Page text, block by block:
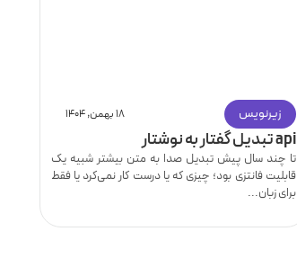
زیرنویس ۱۸ بهمن, ۱۴۰۴
api تبدیل گفتار به نوشتار
تا چند سال پیش تبدیل صدا به متن بیشتر شبیه یک
قابلیت فانتزی بود؛ چیزی که یا درست کار نمی‌کرد یا فقط
برای زبان...